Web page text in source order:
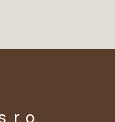
r. o.